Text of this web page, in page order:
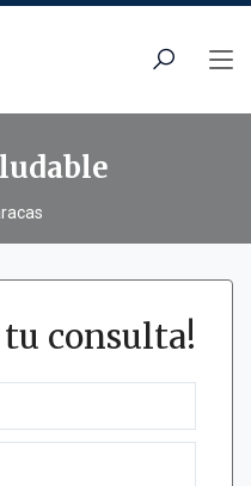
tu consulta!